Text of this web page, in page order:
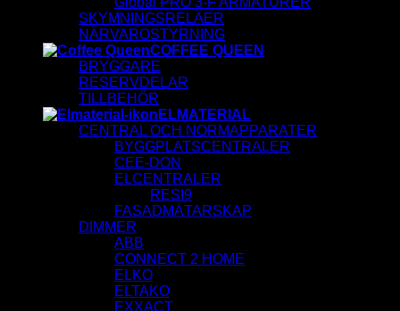
SKYMNINGSRELÄER
NÄRVAROSTYRNING
COFFEE QUEEN
BRYGGARE
RESERVDELAR
TILLBEHÖR
ELMATERIAL
CENTRAL OCH NORMAPPARATER
BYGGPLATSCENTRALER
CEE-DON
ELCENTRALER
RESI9
FASADMÄTARSKAP
DIMMER
ABB
CONNECT 2 HOME
ELKO
ELTAKO
EXXACT